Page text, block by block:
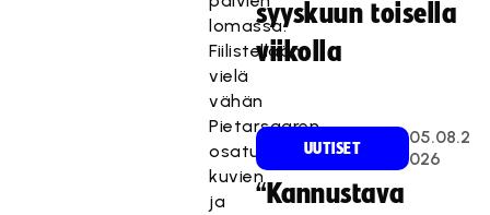
lomassa.
Fiilistellään
vielä
vähän
Pietarsaaren
osaturnausta
kuvien
ja
syyskuun toisella
viikolla
UUTISET
05.08.2
026
“Kannustava